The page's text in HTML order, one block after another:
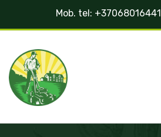
Mob. tel: +37068016441